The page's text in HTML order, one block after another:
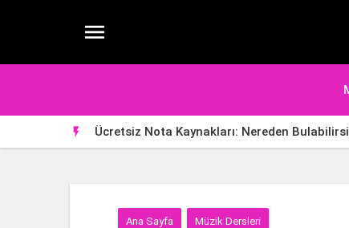

 Ücretsiz Nota Kaynakları: Nereden
Ana Sayfa Müzik Dersleri